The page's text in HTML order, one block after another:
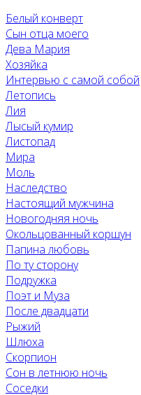
Белый конверт
Сын отца моего
Дева Мария
Хозяйка
Интервью с самой собой
Летопись
Лия
Лысый кумир
Листопад
Мира
Моль
Наследство
Настоящий мужчина
Новогодняя ночь
Окольцованный коршун
Папина любовь
По ту сторону
Подружка
Поэт и Муза
После двадцати
Рыжий
Шлюха
Скорпион
Сон в летнюю ночь
Соседки